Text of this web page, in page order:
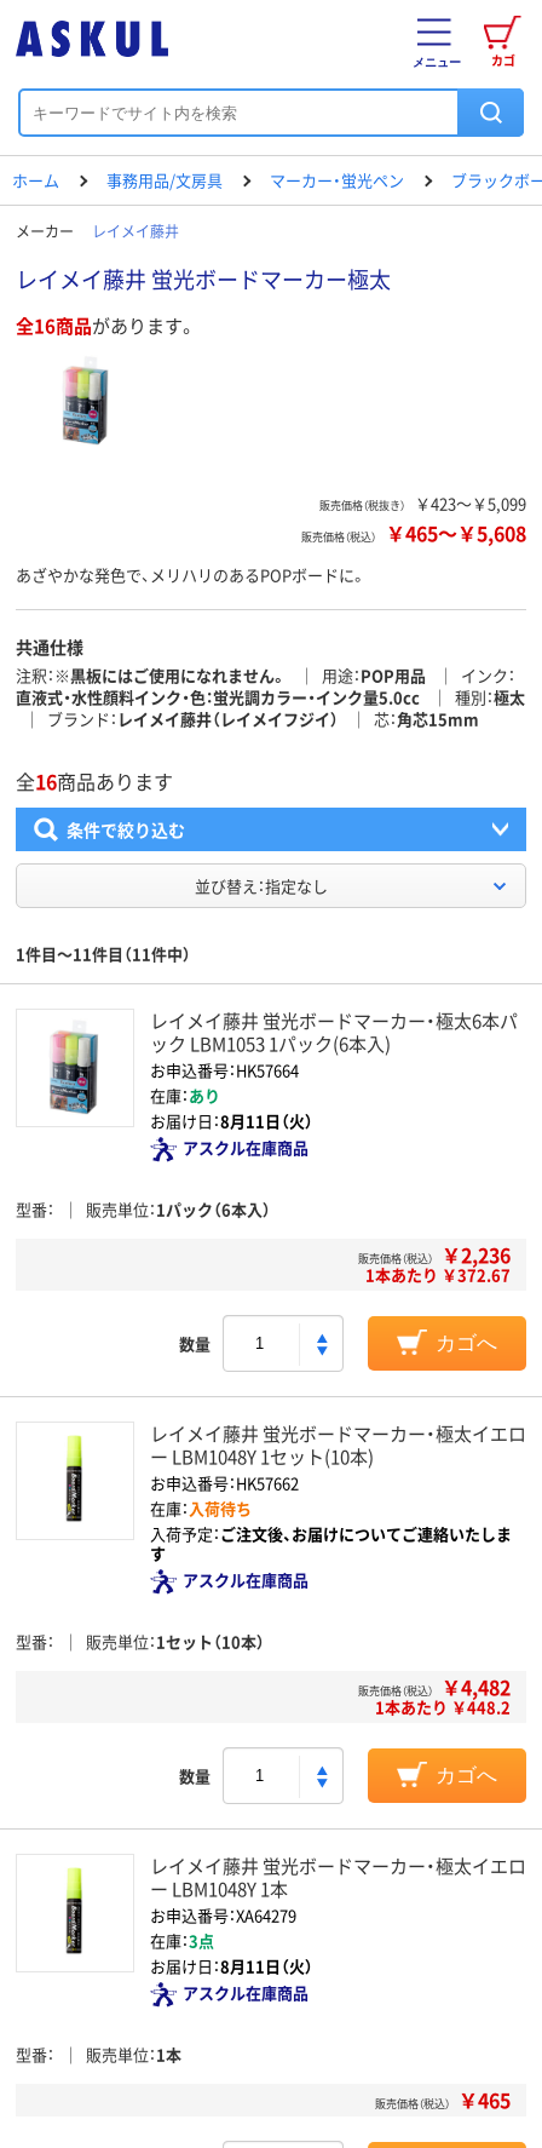
カゴ
メニュー
ホーム 事務用品/文房具 マーカー・蛍光ペン ブラックボ
メーカー レイメイ藤井
レイメイ藤井 蛍光ボードマーカー極太
全16商品があります。
販売価格（税抜き） ￥423～￥5,099
販売価格（税込） ￥465～￥5,608
あざやかな発色で、メリハリのあるPOPボードに。
共通仕様
注釈 ※黒板にはご使用になれません。 用途 POP用品
インク
直液式・水性顔料インク・色：蛍光調カラー・インク量5.0cc
種別 極太
ブランド レイメイ藤井（レイメイフジイ） 芯 角芯15mm
全16商品あります
条件で絞り込む
並び替え：指定なし
1件目～11件目（11件中）
レイメイ藤井 蛍光ボードマーカー・極太6本パ
ック LBM1053 1パック(6本入)
お申込番号：HK57664
在庫：あり
お届け日：8月11日（火）
アスクル在庫商品
型番 販売単位 1パック（6本入）
販売価格（税込） ￥2,236
1本あたり ￥372.67
数量 カゴへ
レイメイ藤井 蛍光ボードマーカー・極太イエロ
ー LBM1048Y 1セット(10本)
お申込番号：HK57662
在庫：入荷待ち
入荷予定：ご注文後、お届けについてご連絡いたしま
す
アスクル在庫商品
型番 販売単位 1セット（10本）
販売価格（税込） ￥4,482
1本あたり ￥448.2
数量 カゴへ
レイメイ藤井 蛍光ボードマーカー・極太イエロ
ー LBM1048Y 1本
お申込番号：XA64279
在庫：3点
お届け日：8月11日（火）
アスクル在庫商品
型番 販売単位 1本
販売価格（税込） ￥465